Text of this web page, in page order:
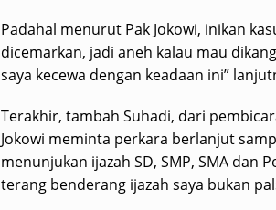
Padahal menurut Pak Jokowi, inikan
dicemarkan, jadi aneh kalau mau
saya kecewa dengan keadaan ini”
Terakhir, tambah Suhadi, dari
Jokowi meminta perkara berlanjut
menunjukan ijazah SD, SMP, SMA dan
terang benderang ijazah saya bukan